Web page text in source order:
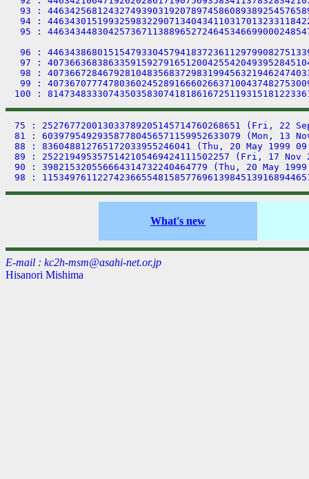
75 : 252767720013033789205145714760268651 (Fri, 22
81 : 603979549293587780456571159952633079 (Mon, 13
88 : 836048812765172033955246041 (Thu, 20 May 1999
89 : 2522194953575142105469424111502257 (Fri, 17
90 : 398215320556664314732240464779 (Thu, 20 May
What's new
E-mail : kc2h-msm@asahi-net.or.jp
Hisanori Mishima